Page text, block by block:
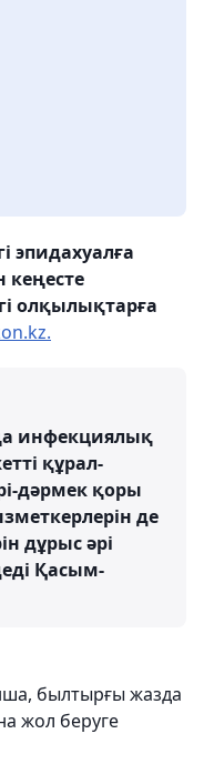
эпидахуалға
кеңесте
олқылықтарға
инфекциялық
құрал-
дәрмек қоры
де
дұрыс әрі
Қасым-
былтырғы жазда
жол беруге